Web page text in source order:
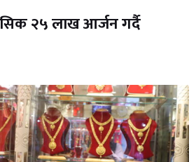
२५ लाख आर्जन गर्दै